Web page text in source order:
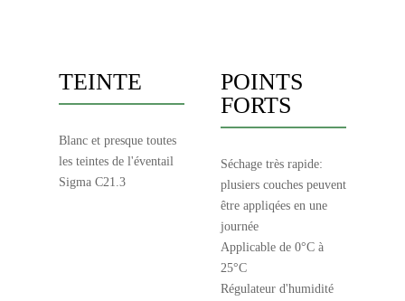
TEINTE
Blanc et presque toutes
les teintes de l'éventail
Sigma C21.3
POINTS
FORTS
Séchage très rapide:
plusiers couches peuvent
être appliqées en une
journée
Applicable de 0°C à
25°C
Régulateur d'humidité